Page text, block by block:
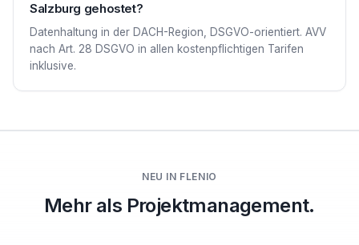
Salzburg gehostet?
Datenhaltung in der DACH-Region, DSGVO-orientiert. AVV
nach Art. 28 DSGVO in allen kostenpflichtigen Tarifen
inklusive.
NEU IN FLENIO
Mehr als Projektmanagement.